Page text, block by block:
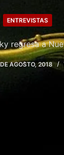
ENTREVISTAS
regresa a
AGOSTO, 2018